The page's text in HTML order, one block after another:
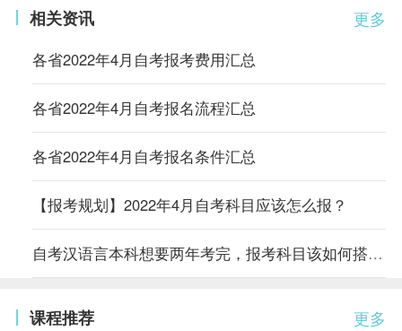
更多
相关资讯
各省2022年4月自考报考费用汇总
各省2022年4月自考报名流程汇总
各省2022年4月自考报名条件汇总
【报考规划】2022年4月自考科目应该怎么报？
自考汉语言本科想要两年考完，报考科目该如何搭配？
更多
课程推荐